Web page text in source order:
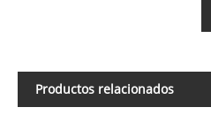
Productos relacionados